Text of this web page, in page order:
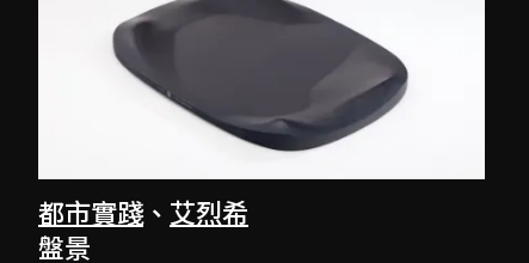
都市實踐、艾烈希
盤景